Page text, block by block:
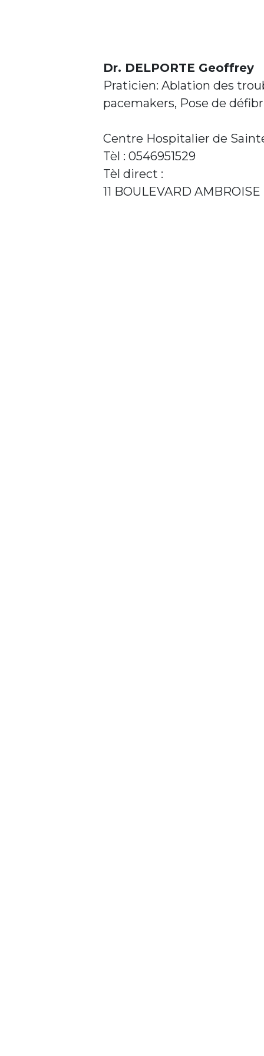
Dr. DELPORTE Geoffrey
Praticien: Ablation des
pacemakers, Pose de
Centre Hospitalier de
Tèl : 0546951529
Tèl direct :
11 BOULEVARD